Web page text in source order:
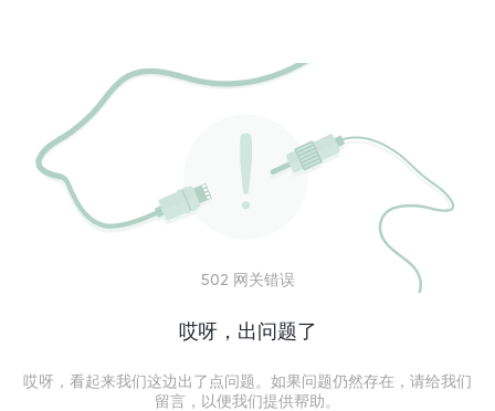
502 网关错误
哎呀，出问题了
哎呀，看起来我们这边出了点问题。如果问题仍然存在，请给我们
留言，以便我们提供帮助。